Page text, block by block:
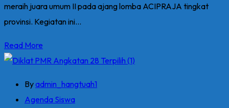
meraih juara umum II pada ajang lomba ACIPRAJA tingkat
provinsi. Kegiatan ini...
Read More
Byadmin_hangtuah1
Agenda Siswa